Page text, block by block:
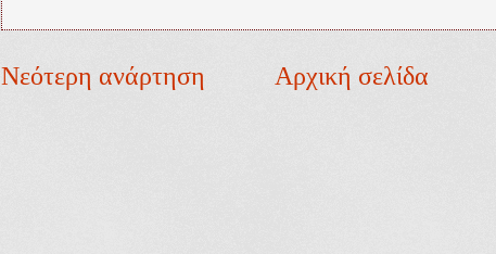
Νεότερη ανάρτηση Αρχική σελίδα